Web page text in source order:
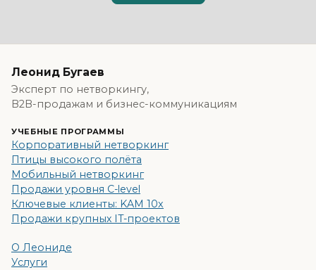
Леонид Бугаев
Эксперт по нетворкингу,
B2B-продажам и бизнес-коммуникациям
УЧЕБНЫЕ ПРОГРАММЫ
Корпоративный нетворкинг
Птицы высокого полёта
Мобильный нетворкинг
Продажи уровня C-level
Ключевые клиенты: KAM 10x
Продажи крупных IT-проектов
О Леониде
Услуги